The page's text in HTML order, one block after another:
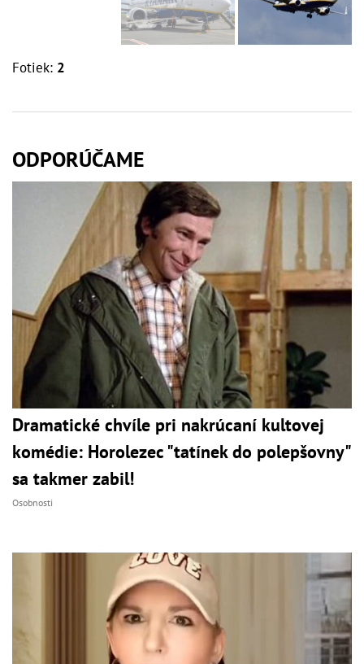
Fotiek: 2
ODPORÚČAME
Dramatické chvíle pri nakrúcaní kultovej
komédie: Horolezec "tatínek do polepšovny"
sa takmer zabil!
Osobnosti